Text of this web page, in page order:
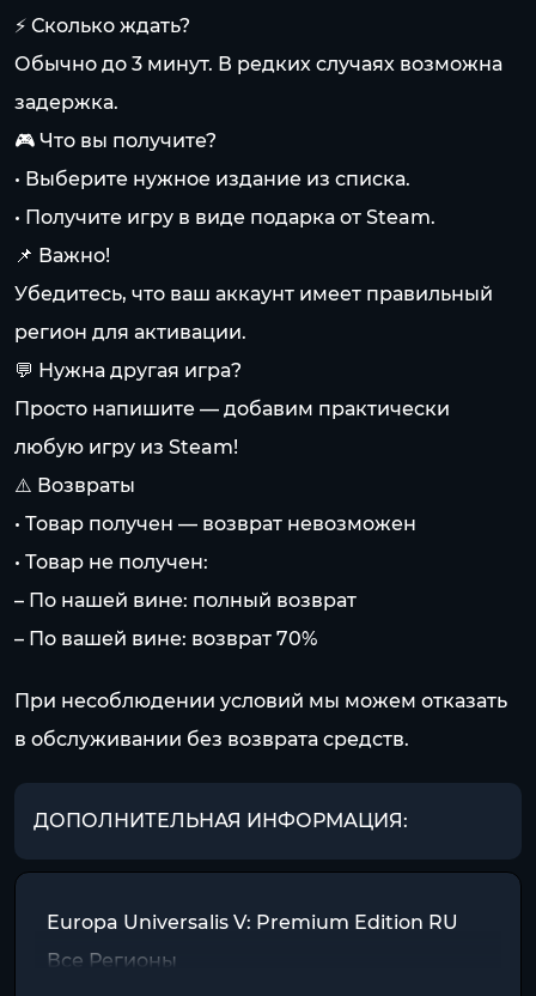
⚡ Сколько ждать?
Обычно до 3 минут. В редких случаях возможна
задержка.
🎮 Что вы получите?
• Выберите нужное издание из списка.
• Получите игру в виде подарка от Steam.
📌 Важно!
Убедитесь, что ваш аккаунт имеет правильный
регион для активации.
💬 Нужна другая игра?
Просто напишите — добавим практически
любую игру из Steam!
⚠️ Возвраты
• Товар получен — возврат невозможен
• Товар не получен:
– По нашей вине: полный возврат
– По вашей вине: возврат 70%
При несоблюдении условий мы можем отказать
в обслуживании без возврата средств.
ДОПОЛНИТЕЛЬНАЯ ИНФОРМАЦИЯ:
Europa Universalis V: Premium Edition RU
Все Регионы